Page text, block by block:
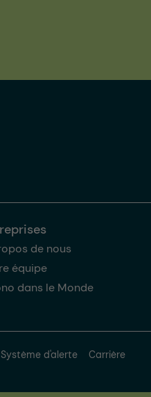
de nous
équipe
dans le Monde
Système d'alerte Carrière